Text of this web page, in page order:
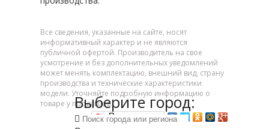
Все сведения, указанные на сайте, носят
информативный характер и не являются
публичной офертой. Производитель на свое
усмотрение и без дополнительных уведомлений
может менять комплектацию, внешний вид, страну
производства и технические характеристики
модели. Уточняйте подробную информацию о
товаре у продавцов.
Поделиться…
Выберите город: